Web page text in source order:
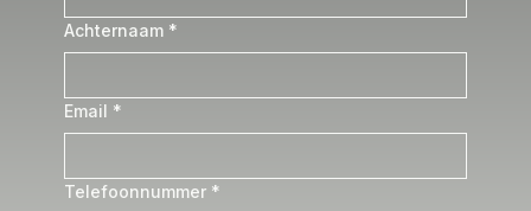
Achternaam *
Email *
Telefoonnummer *